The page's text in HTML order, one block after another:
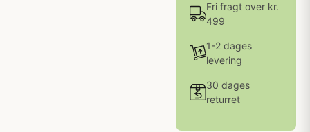
Fri fragt over kr.
499
1-2 dages
levering
30 dages
returret